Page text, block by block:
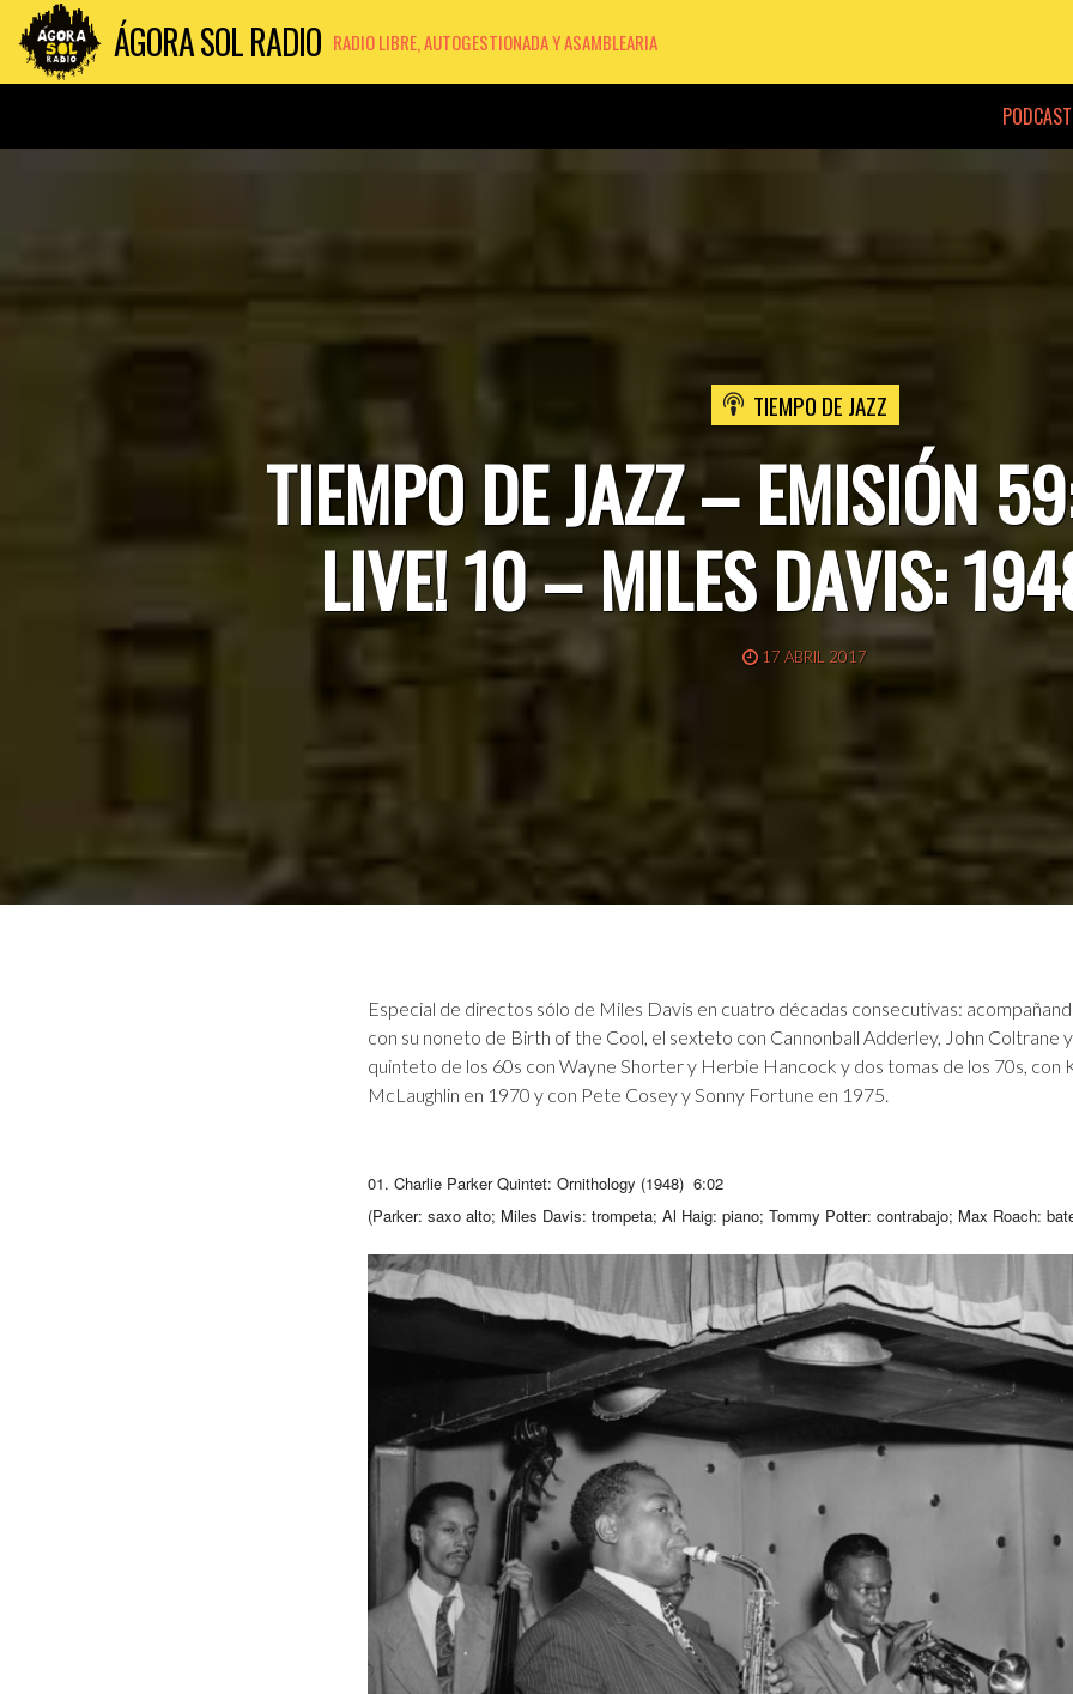
ÁGORA SOL RADIO RADIO LIBRE, AUTOGESTIONADA Y ASAMBLEARIA
TIEMPO DE JAZZ
TIEMPO DE JAZZ – EMISIÓN
LIVE! 10 – MILES DAVIS:
17 ABRIL 2017
Especial de directos sólo de Miles Davis en cuatro décadas consecutivas:
con su noneto de Birth of the Cool, el sexteto con Cannonball Adderley, John Coltrane
quinteto de los 60s con Wayne Shorter y Herbie Hancock y dos tomas de los 70s, con
McLaughlin en 1970 y con Pete Cosey y Sonny Fortune en 1975.
01. Charlie Parker Quintet: Ornithology (1948) 6:02
(Parker: saxo alto; Miles Davis: trompeta; Al Haig: piano; Tommy Potter: contrabajo; Max Roach: